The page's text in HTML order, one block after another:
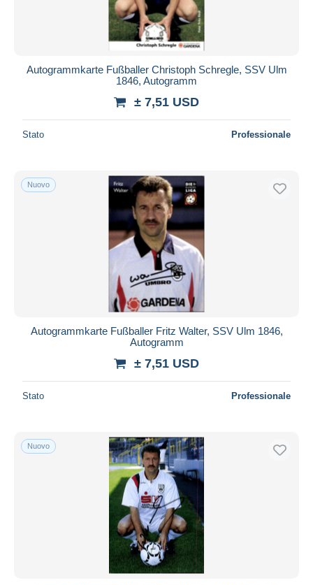
Autogrammkarte Fußballer Christoph Schregle, SSV Ulm
1846, Autogramm
± 7,51 USD
Stato Professionale
Nuovo
Autogrammkarte Fußballer Fritz Walter, SSV Ulm 1846,
Autogramm
± 7,51 USD
Stato Professionale
Nuovo